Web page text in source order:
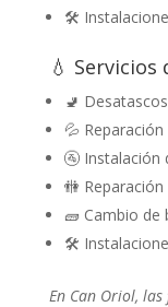
🛠️
💧
🚽
💦
🚰 Instalación
🚻
🧱 Cambio de
🛠️
En Can Oriol,